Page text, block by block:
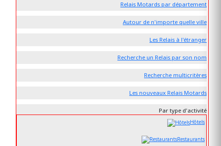
Relais Motards par département
Autour de n'importe quelle ville
Les Relais à l'étranger
Recherche un Relais par son nom
Recherche multicritères
Les nouveaux Relais Motards
Par type d'activité
Hôtels
Restaurants